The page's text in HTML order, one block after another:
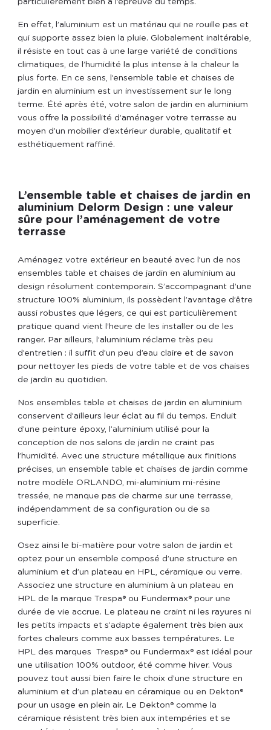
particulièrement bien à l’épreuve du temps.
En effet, l’aluminium est un matériau qui ne rouille pas et
qui supporte assez bien la pluie. Globalement inaltérable,
il résiste en tout cas à une large variété de conditions
climatiques, de l’humidité la plus intense à la chaleur la
plus forte. En ce sens, l’ensemble table et chaises de
jardin en aluminium est un investissement sur le long
terme. Été après été, votre salon de jardin en aluminium
vous offre la possibilité d’aménager votre terrasse au
moyen d’un mobilier d’extérieur durable, qualitatif et
esthétiquement raffiné.
L’ensemble table et chaises de jardin en
aluminium Delorm Design : une valeur
sûre pour l’aménagement de votre
terrasse
Aménagez votre extérieur en beauté avec l’un de nos
ensembles table et chaises de jardin en aluminium au
design résolument contemporain. S’accompagnant d’une
structure 100% aluminium, ils possèdent l’avantage d’être
aussi robustes que légers, ce qui est particulièrement
pratique quand vient l’heure de les installer ou de les
ranger. Par ailleurs, l’aluminium réclame très peu
d’entretien : il suffit d’un peu d’eau claire et de savon
pour nettoyer les pieds de votre table et de vos chaises
de jardin au quotidien.
Nos ensembles table et chaises de jardin en aluminium
conservent d’ailleurs leur éclat au fil du temps. Enduit
d’une peinture époxy, l’aluminium utilisé pour la
conception de nos salons de jardin ne craint pas
l’humidité. Avec une structure métallique aux finitions
précises, un ensemble table et chaises de jardin comme
notre modèle ORLANDO, mi-aluminium mi-résine
tressée, ne manque pas de charme sur une terrasse,
indépendamment de sa configuration ou de sa
superficie.
Osez ainsi le bi-matière pour votre salon de jardin et
optez pour un ensemble composé d’une structure en
aluminium et d’un plateau en HPL, céramique ou verre.
Associez une structure en aluminium à un plateau en
HPL de la marque Trespa® ou Fundermax® pour une
durée de vie accrue. Le plateau ne craint ni les rayures ni
les petits impacts et s’adapte également très bien aux
fortes chaleurs comme aux basses températures. Le
HPL des marques
Trespa® ou Fundermax® est idéal pour
une utilisation 100% outdoor, été comme hiver. Vous
pouvez tout aussi bien faire le choix d’une structure en
aluminium et d’un plateau en céramique ou en Dekton®
pour un usage en plein air. Le Dekton® comme la
céramique résistent très bien aux intempéries et se